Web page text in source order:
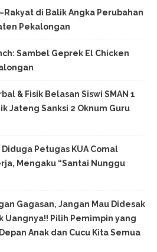
di Balik Angka Perubahan
Pekalongan
Sambel Geprek El Chicken
& Fisik Belasan Siswi SMAN 1
Jateng Sanksi 2 Oknum Guru
Petugas KUA Comal
Mengaku “Santai Nunggu
Gagasan, Jangan Mau Didesak
Uangnya!! Pilih Pemimpin yang
Anak dan Cucu Kita Semua